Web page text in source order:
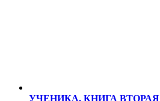
УЧЕНИКА. КНИГА ВТОРАЯ